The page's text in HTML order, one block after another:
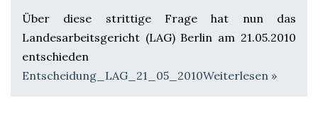
Über diese strittige Frage hat nun das
Landesarbeitsgericht (LAG) Berlin am 21.05.2010
entschieden
Entscheidung_LAG_21_05_2010Weiterlesen »